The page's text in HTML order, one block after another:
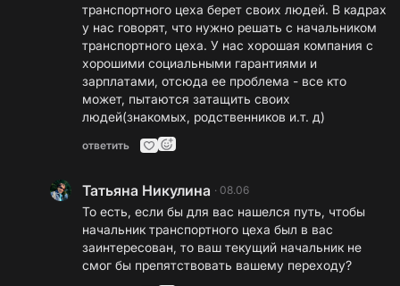
транспортного цеха берет своих людей. В кадрах
у нас говорят, что нужно решать с начальником
транспортного цеха. У нас хорошая компания с
хорошими социальными гарантиями и
зарплатами, отсюда ее проблема - все кто
может, пытаются затащить своих
людей(знакомых, родственников и.т. д)
ответить
Татьяна Никулина · 08.06
То есть, если бы для вас нашелся путь, чтобы
начальник транспортного цеха был в вас
заинтересован, то ваш текущий начальник не
смог бы препятствовать вашему переходу?